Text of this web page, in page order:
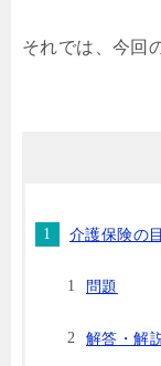
それでは、今回
介護保険の
問題
解答・解